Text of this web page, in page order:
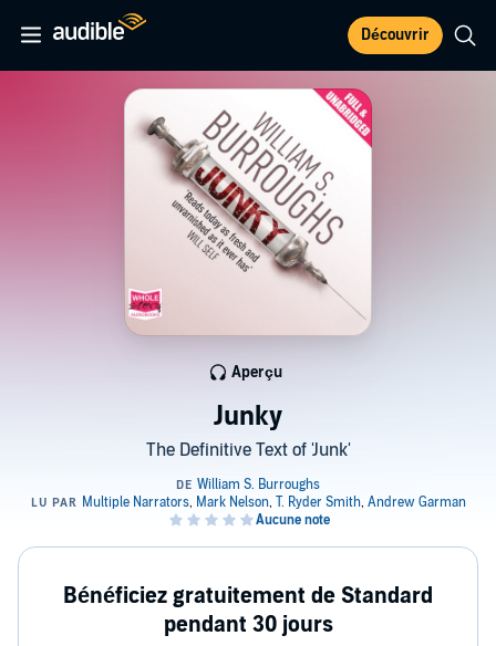
Découvrir
Junky
The Definitive Text of 'Junk'
Aperçu
Bénéficiez gratuitement de Standard
pendant 30 jours